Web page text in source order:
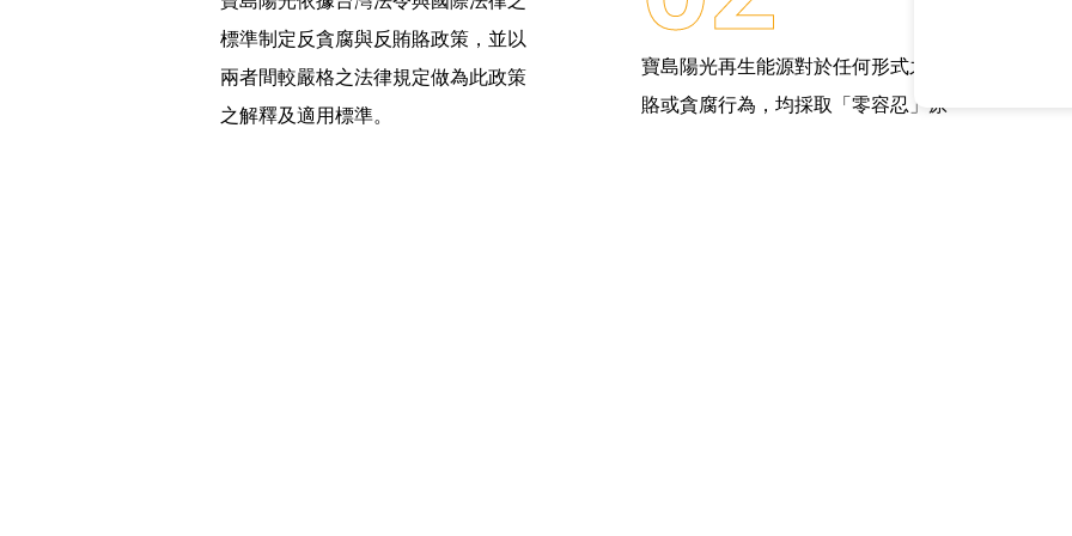
標準制定反貪腐與反賄賂政策，並以
兩者間較嚴格之法律規定做為此政策
之解釋及適用標準。
寶島陽光再生能源對於任何形式之賄
賂或貪腐行為，均採取「零容忍」原